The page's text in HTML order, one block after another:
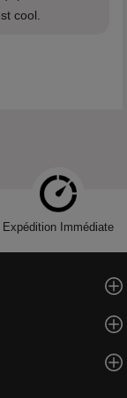
cool.
Expédition Immédiate